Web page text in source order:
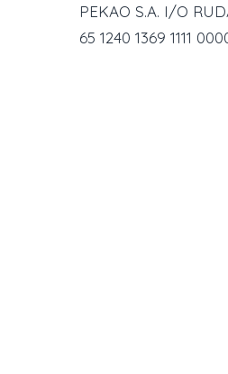
PEKAO S.A. I/O
65 1240 1369 1111